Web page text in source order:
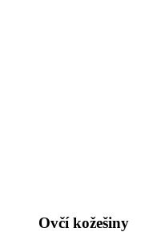
Ovčí kožešiny